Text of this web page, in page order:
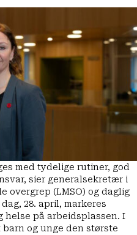
med tydelige rutiner, god
sier generalsekretær i
overgrep (LMSO) og daglig
28. april, markeres
helse på arbeidsplassen. I
og unge den største